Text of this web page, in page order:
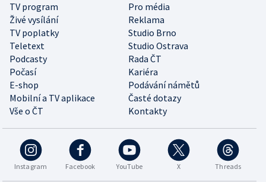
TV program
Pro média
Živé vysílání
Reklama
TV poplatky
Studio Brno
Teletext
Studio Ostrava
Podcasty
Rada ČT
Počasí
Kariéra
E-shop
Podávání námětů
Mobilní a TV aplikace
Časté dotazy
Vše o ČT
Kontakty
Instagram Facebook YouTube X Threads